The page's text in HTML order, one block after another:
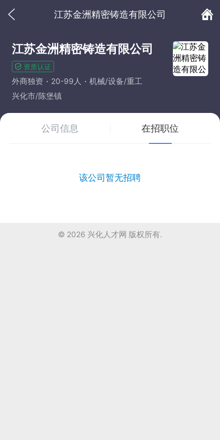
江苏金洲精密铸造有限公司
江苏金洲精密铸造有限公司
资质认证
外商独资 20-99人
机械/设备/重工
兴化市/陈堡镇
公司信息 在招职位
该公司暂无招聘
© 2026 兴化人才网 版权所有.